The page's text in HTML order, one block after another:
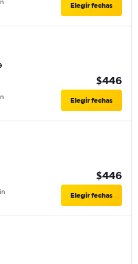
Elegir fechas
$446
Elegir fechas
$446
Elegir fechas